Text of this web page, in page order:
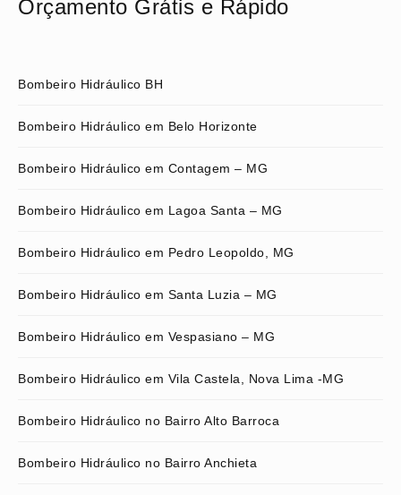
Orçamento Grátis e Rápido
Bombeiro Hidráulico BH
Bombeiro Hidráulico em Belo Horizonte
Bombeiro Hidráulico em Contagem – MG
Bombeiro Hidráulico em Lagoa Santa – MG
Bombeiro Hidráulico em Pedro Leopoldo, MG
Bombeiro Hidráulico em Santa Luzia – MG
Bombeiro Hidráulico em Vespasiano – MG
Bombeiro Hidráulico em Vila Castela, Nova Lima -MG
Bombeiro Hidráulico no Bairro Alto Barroca
Bombeiro Hidráulico no Bairro Anchieta